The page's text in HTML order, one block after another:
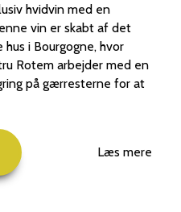
hvidvin med en
i Bourgogne, hvor
Rotem arbejder med en
på gærresterne for at
del af skråningen i
(deraf navnet "Cras",
Læs mere